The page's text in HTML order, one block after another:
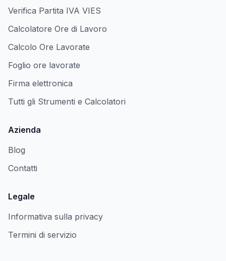
Verifica Partita IVA VIES
Calcolatore Ore di Lavoro
Calcolo Ore Lavorate
Foglio ore lavorate
Firma elettronica
Tutti gli Strumenti e Calcolatori
Azienda
Blog
Contatti
Legale
Informativa sulla privacy
Termini di servizio